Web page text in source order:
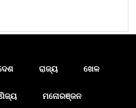
ରାଜ୍ୟ ଖେଳ
ମନୋରଞ୍ଜନ